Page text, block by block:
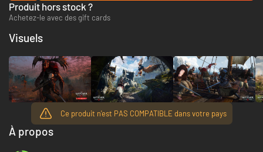
Ce produit n'est PAS COMPATIBLE dans votre pays
Produit hors stock ?
Achetez-le avec des gift cards
À propos
Visuels